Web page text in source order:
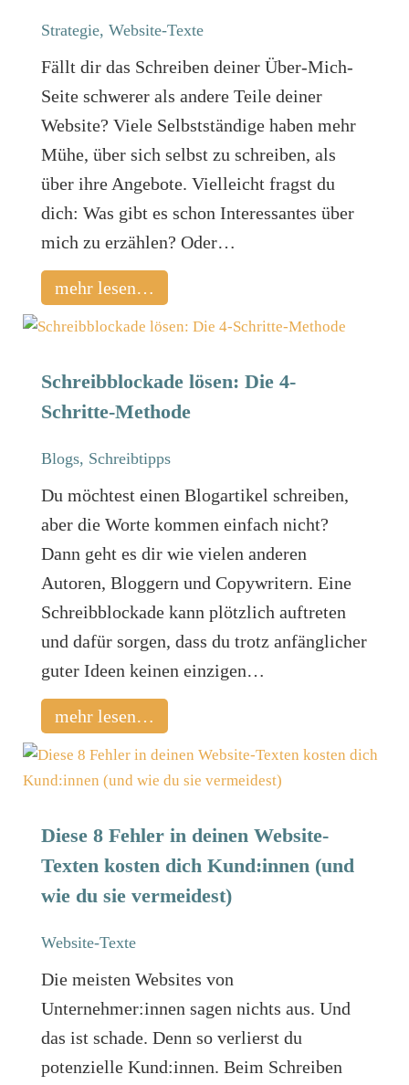
Strategie, Website-Texte
Fällt dir das Schreiben deiner Über-Mich-
Seite schwerer als andere Teile deiner
Website? Viele Selbstständige haben mehr
Mühe, über sich selbst zu schreiben, als
über ihre Angebote. Vielleicht fragst du
dich: Was gibt es schon Interessantes über
mich zu erzählen? Oder…
mehr lesen…
Schreibblockade lösen: Die 4-
Schritte-Methode
Blogs, Schreibtipps
Du möchtest einen Blogartikel schreiben,
aber die Worte kommen einfach nicht?
Dann geht es dir wie vielen anderen
Autoren, Bloggern und Copywritern. Eine
Schreibblockade kann plötzlich auftreten
und dafür sorgen, dass du trotz anfänglicher
guter Ideen keinen einzigen…
mehr lesen…
Diese 8 Fehler in deinen Website-
Texten kosten dich Kund:innen (und
wie du sie vermeidest)
Website-Texte
Die meisten Websites von
Unternehmer:innen sagen nichts aus. Und
das ist schade. Denn so verlierst du
potenzielle Kund:innen. Beim Schreiben